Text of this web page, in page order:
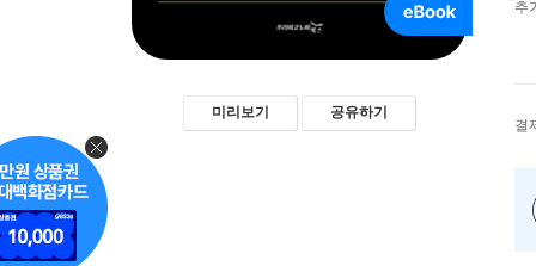
미리보기 공유하기
추
결